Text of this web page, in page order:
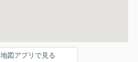
地図アプリで見る